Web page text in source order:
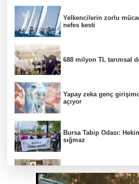
Yelkencilerin zorlu
nefes kesti
688 milyon TL tarımsal
Yapay zeka genç
açıyor
Bursa Tabip Odası:
sığmaz
temaslar